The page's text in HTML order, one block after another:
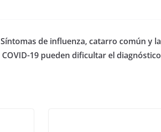
Síntomas de influenza, catarro común y la
COVID-19 pueden dificultar el diagnóstico